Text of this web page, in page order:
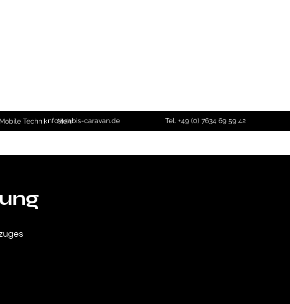
Technik Mehr
info@sabis-caravan.de
Tel. +49 (0) 7634 69 59 42
0